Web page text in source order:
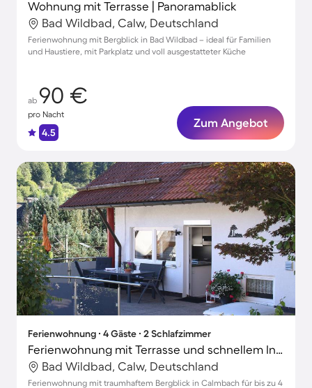
Wohnung mit Terrasse | Panoramablick
Bad Wildbad, Calw, Deutschland
Ferienwohnung mit Bergblick in Bad Wildbad – ideal für Familien
und Haustiere, mit Parkplatz und voll ausgestatteter Küche
ab 90 €
pro Nacht
4.5
Zum Angebot
Ferienwohnung ∙ 4 Gäste ∙ 2 Schlafzimmer
Ferienwohnung mit Terrasse und schnellem Internet | Gartenblick
Bad Wildbad, Calw, Deutschland
Ferienwohnung mit traumhaftem Bergblick in Calmbach für bis zu 4